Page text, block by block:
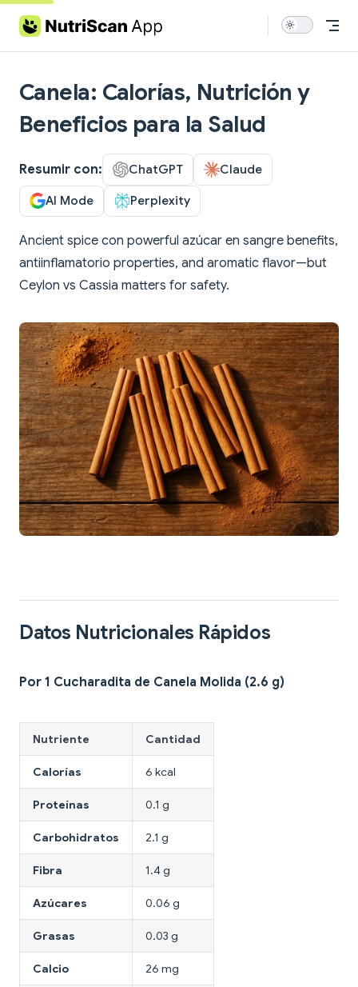
Skip to content
Canela: Calorías, Nutrición y
Beneficios para la Salud
Resumir con: ChatGPT Claude
AI Mode Perplexity
Ancient spice con powerful azúcar en sangre benefits,
antiinflamatorio properties, and aromatic flavor—but
Ceylon vs Cassia matters for safety.
Datos Nutricionales Rápidos
Por 1 Cucharadita de Canela Molida (2.6 g)
Nutriente Cantidad
Calorías 6 kcal
Proteínas 0.1 g
Carbohidratos 2.1 g
Fibra 1.4 g
Azúcares 0.06 g
Grasas 0.03 g
Calcio 26 mg